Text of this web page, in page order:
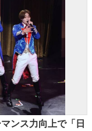
ンス力向上で「日